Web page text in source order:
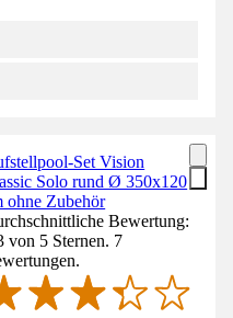
Set Vision
Solo rund Ø 350x120
ohne Zubehör
Bewertung:
von 5 Sternen. 7